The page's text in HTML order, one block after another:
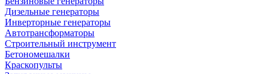
Дизельные генераторы
Инверторные генераторы
Автотрансформаторы
Строительный инструмент
Бетономешалки
Краскопульты